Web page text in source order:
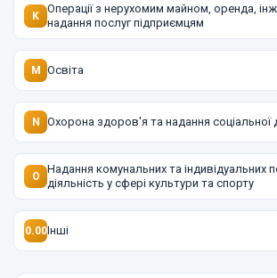
K
Операції з нерухомим майном, оренда,
надання послуг підприємцям
M Освіта
N Охорона здоров'я та надання соціальної
O
Надання комунальних та індивідуальних
діяльність у сфері культури та спорту
0.00Інші